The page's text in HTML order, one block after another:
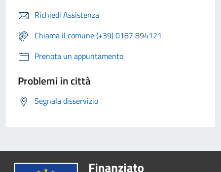
Richiedi Assistenza
Chiama il comune (+39) 0187 894121
Prenota un appuntamento
Problemi in città
Segnala disservizio